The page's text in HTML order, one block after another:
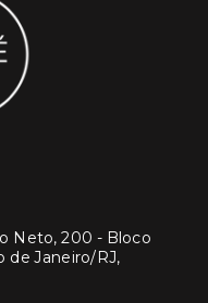
Neto, 200 - Bloco
de Janeiro/RJ,